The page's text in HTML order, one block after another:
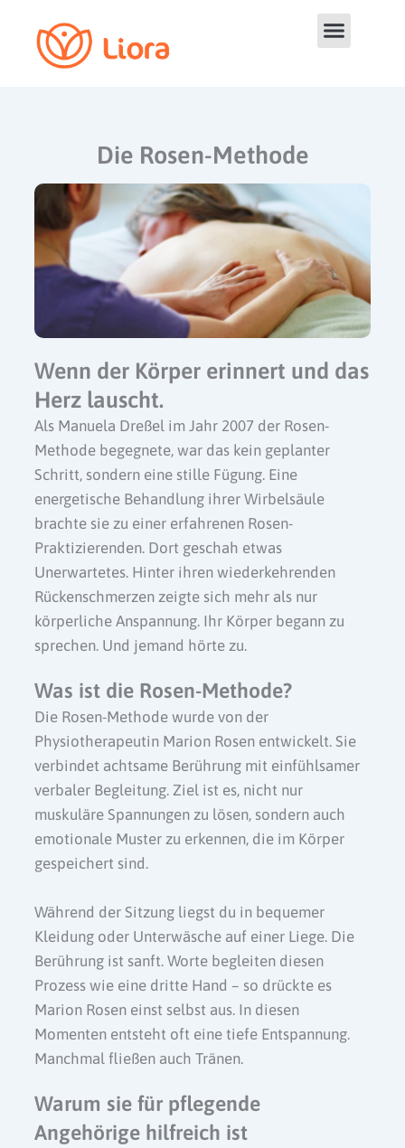
springen
Die Rosen-Methode
Wenn der Körper erinnert und das
Herz lauscht.
Als Manuela Dreßel im Jahr 2007 der Rosen-
Methode begegnete, war das kein geplanter
Schritt, sondern eine stille Fügung. Eine
energetische Behandlung ihrer Wirbelsäule
brachte sie zu einer erfahrenen Rosen-
Praktizierenden. Dort geschah etwas
Unerwartetes. Hinter ihren wiederkehrenden
Rückenschmerzen zeigte sich mehr als nur
körperliche Anspannung. Ihr Körper begann zu
sprechen. Und jemand hörte zu.
Was ist die Rosen-Methode?
Die Rosen-Methode wurde von der
Physiotherapeutin Marion Rosen entwickelt. Sie
verbindet achtsame Berührung mit einfühlsamer
verbaler Begleitung. Ziel ist es, nicht nur
muskuläre Spannungen zu lösen, sondern auch
emotionale Muster zu erkennen, die im Körper
gespeichert sind.
Während der Sitzung liegst du in bequemer
Kleidung oder Unterwäsche auf einer Liege. Die
Berührung ist sanft. Worte begleiten diesen
Prozess wie eine dritte Hand – so drückte es
Marion Rosen einst selbst aus. In diesen
Momenten entsteht oft eine tiefe Entspannung.
Manchmal fließen auch Tränen.
Warum sie für pflegende
Angehörige hilfreich ist